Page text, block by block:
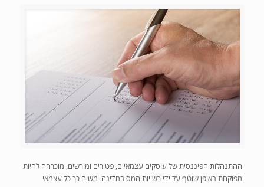
ההתנהלות הפיננסית של עוסקים עצמאיים, פטורים ומורשים, מוכרחה להיות
מפוקחת באופן שוטף על ידי רשויות המס במדינה. משום כך כל עצמאי